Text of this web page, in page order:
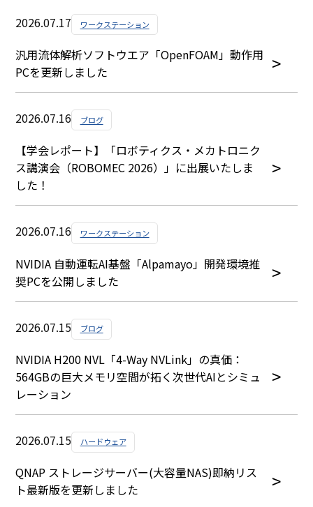
2026.07.17 ワークステーション
汎用流体解析ソフトウエア「OpenFOAM」動作用
PCを更新しました
2026.07.16 ブログ
【学会レポート】「ロボティクス・メカトロニク
ス講演会（ROBOMEC 2026）」に出展いたしま
した！
2026.07.16 ワークステーション
NVIDIA 自動運転AI基盤「Alpamayo」開発環境推
奨PCを公開しました
2026.07.15 ブログ
NVIDIA H200 NVL「4-Way NVLink」の真価：
564GBの巨大メモリ空間が拓く次世代AIとシミュ
レーション
2026.07.15 ハードウェア
QNAP ストレージサーバー(大容量NAS)即納リス
ト最新版を更新しました